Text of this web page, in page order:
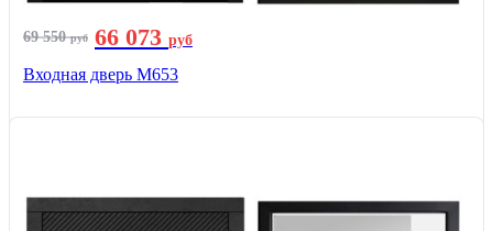
69 550руб 66 073 руб
Входная дверь М653